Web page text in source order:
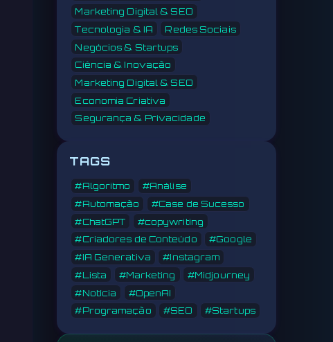
Marketing Digital & SEO
Tecnologia & IA
Redes Sociais
Negócios & Startups
Ciência & Inovação
Marketing Digital & SEO
Economia Criativa
Segurança & Privacidade
TAGS
#Algoritmo
#Análise
#Automação
#Case de Sucesso
#ChatGPT
#copywriting
#Criadores de Conteúdo
#Google
#IA Generativa
#Instagram
#Lista
#Marketing
#Midjourney
#Notícia
#OpenAI
#Programação
#SEO #Startups